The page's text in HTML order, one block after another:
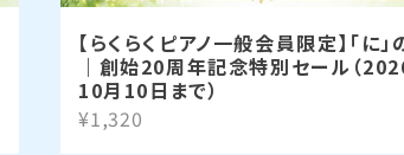
【らくらくピアノ一般会員限定】「に
｜創始20周年記念特別セール（
10月10日まで）
¥1,320